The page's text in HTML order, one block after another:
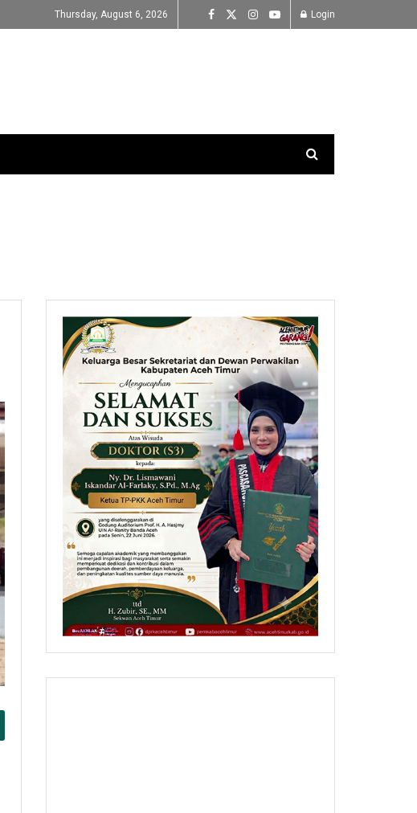
Thursday, August 6, 2026 Login